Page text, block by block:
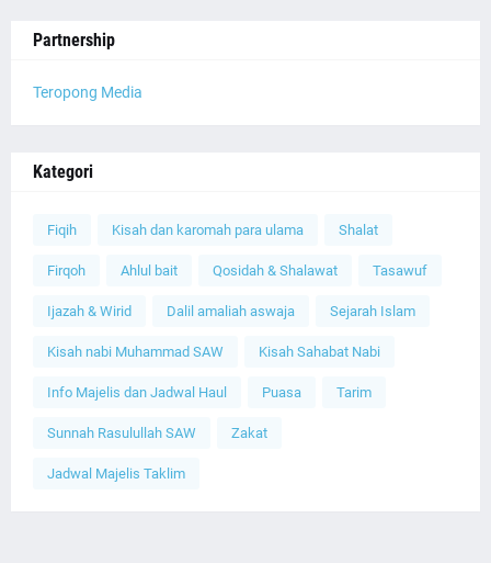
Partnership
Teropong Media
Kategori
Fiqih Kisah dan karomah para ulama Shalat
Firqoh Ahlul bait Qosidah & Shalawat Tasawuf
Ijazah & Wirid Dalil amaliah aswaja Sejarah Islam
Kisah nabi Muhammad SAW Kisah Sahabat Nabi
Info Majelis dan Jadwal Haul Puasa Tarim
Sunnah Rasulullah SAW Zakat
Jadwal Majelis Taklim